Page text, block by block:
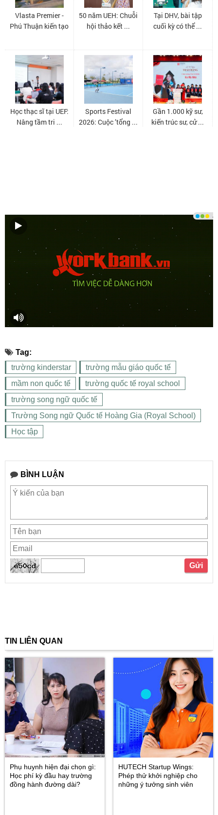
Tag:
trường kinderstar
trường mẫu giáo quốc tế
mầm non quốc tế
trường quốc tế royal school
trường song ngữ quốc tế
Trường Song ngữ Quốc tế Hoàng Gia (Royal School)
Học tập
BÌNH LUẬN
TIN LIÊN QUAN
Phụ huynh hiện đại chọn gì:
Học phí kỳ đầu hay trường
đồng hành đường dài?
HUTECH Startup Wings:
Phép thử khởi nghiệp cho
những ý tưởng sinh viên